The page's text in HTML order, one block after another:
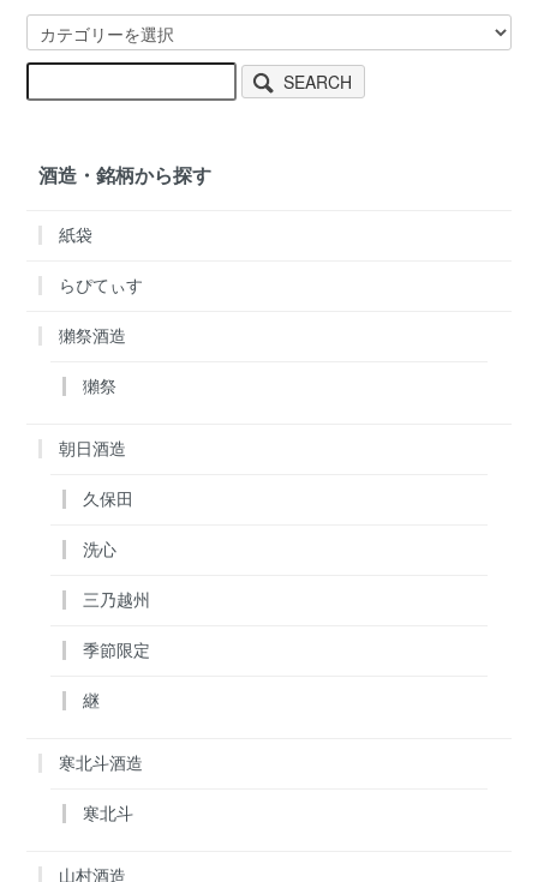
SEARCH
酒造・銘柄から探す
紙袋
らぴてぃす
獺祭酒造
獺祭
朝日酒造
久保田
洗心
三乃越州
季節限定
継
寒北斗酒造
寒北斗
山村酒造